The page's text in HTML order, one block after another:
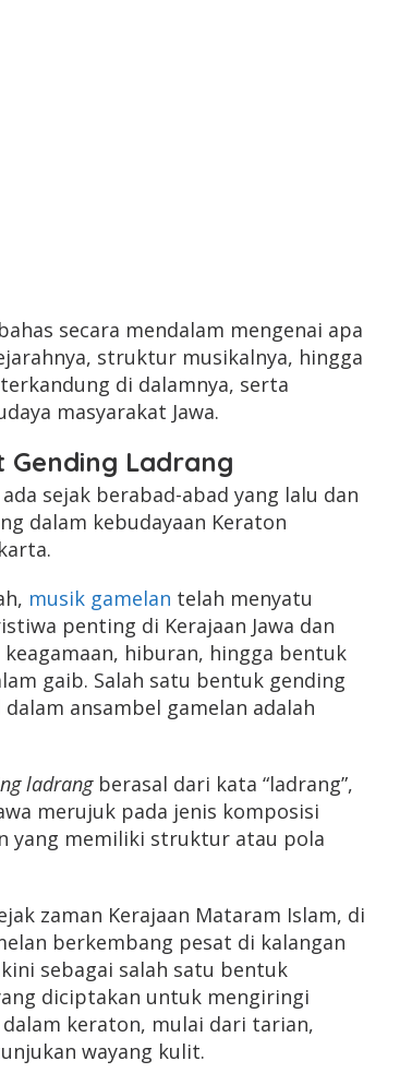
secara mendalam mengenai apa
struktur musikalnya, hingga
di dalamnya, serta
masyarakat Jawa.
Gending Ladrang
sejak berabad-abad yang lalu dan
dalam kebudayaan Keraton
musik gamelan telah menyatu
penting di Kerajaan Jawa dan
hiburan, hingga bentuk
gaib. Salah satu bentuk gending
ansambel gamelan adalah
ladrangberasal dari kata “ladrang”,
merujuk pada jenis komposisi
yang memiliki struktur atau pola
zaman Kerajaan Mataram Islam, di
berkembang pesat di kalangan
sebagai salah satu bentuk
diciptakan untuk mengiringi
keraton, mulai dari tarian,
wayang kulit.